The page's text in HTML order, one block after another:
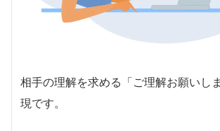
相手の理解を求める「ご理解お願いし
現です。